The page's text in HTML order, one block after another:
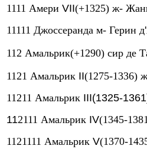
1111 Амери VII(+1325) ж-
11111 Джоссеранда м- Герин д'
112 Амальрик(+1290) сир де
1121 Амальрик II(1275-1336)
11211 Амальрик III(1325-
112111 Амальрик IV(1345-
1121111 Амальрик V(1370-